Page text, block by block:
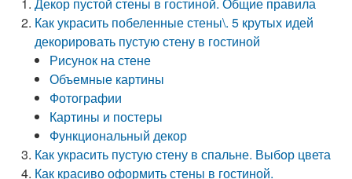
Как украсить побеленные стены\. 5 крутых идей
декорировать пустую стену в гостиной
Рисунок на стене
Объемные картины
Фотографии
Картины и постеры
Функциональный декор
Как украсить пустую стену в спальне. Выбор цвета
Как красиво оформить стены в гостиной.